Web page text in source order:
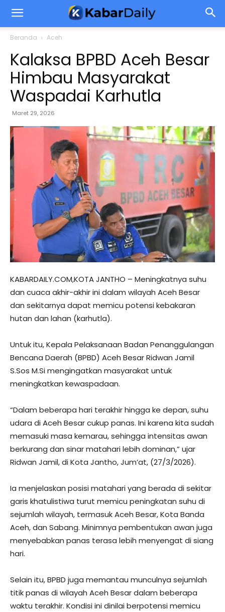
Beranda Aceh
Kalaksa BPBD Aceh Besar
Himbau Masyarakat
Waspadai Karhutla
Maret 29, 2026
KABARDAILY.COM,KOTA JANTHO – Meningkatnya suhu
dan cuaca akhir-akhir ini dalam wilayah Aceh Besar
dan sekitarnya dapat memicu potensi kebakaran
hutan dan lahan (karhutla).
Untuk itu, Kepala Pelaksanaan Badan Penanggulangan
Bencana Daerah (BPBD) Aceh Besar Ridwan Jamil
S.Sos M.Si mengingatkan masyarakat untuk
meningkatkan kewaspadaan.
“Dalam beberapa hari terakhir hingga ke depan, suhu
udara di Aceh Besar cukup panas. Ini karena kita sudah
memasuki masa kemarau, sehingga intensitas awan
berkurang dan sinar matahari lebih dominan,” ujar
Ridwan Jamil, di Kota Jantho, Jum’at, (27/3/2026).
Ia menjelaskan posisi matahari yang berada di sekitar
garis khatulistiwa turut memicu peningkatan suhu di
sejumlah wilayah, termasuk Aceh Besar, Kota Banda
Aceh, dan Sabang. Minimnya pembentukan awan juga
menyebabkan panas terasa lebih menyengat di siang
hari.
Selain itu, BPBD juga memantau munculnya sejumlah
titik panas di wilayah Aceh Besar dalam beberapa
waktu terakhir. Kondisi ini dinilai berpotensi memicu